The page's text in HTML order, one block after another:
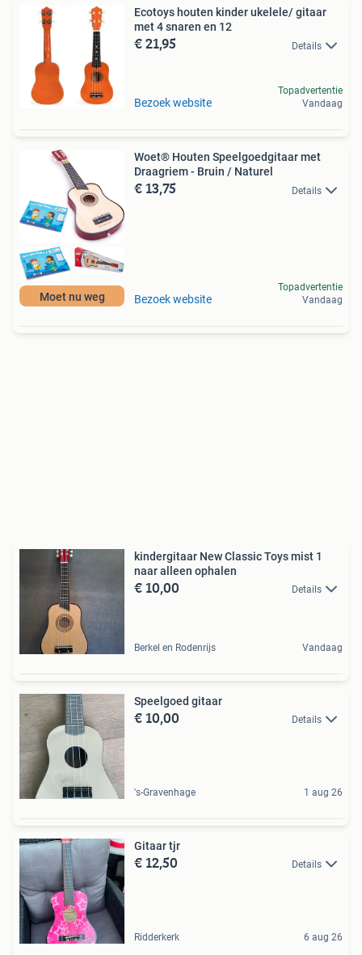
Ecotoys houten kinder ukelele/ gitaar
met 4 snaren en 12
€ 21,95 Details
Bezoek website
Topadvertentie
Vandaag
Moet nu weg
Woet® Houten Speelgoedgitaar met
Draagriem - Bruin / Naturel
€ 13,75 Details
Bezoek website
Topadvertentie
Vandaag
kindergitaar New Classic Toys mist 1
naar alleen ophalen
€ 10,00 Details
Berkel en Rodenrijs Vandaag
Speelgoed gitaar
€ 10,00 Details
's-Gravenhage 1 aug 26
Gitaar tjr
€ 12,50 Details
Ridderkerk 6 aug 26